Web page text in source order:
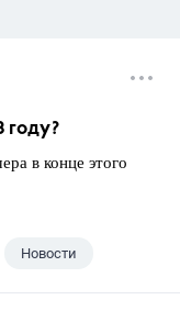
году?
в конце этого
Новости